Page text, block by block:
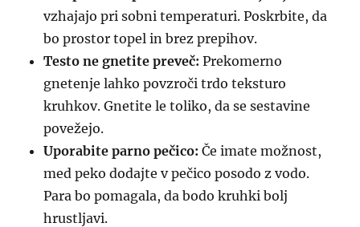
vzhajajo pri sobni temperaturi. Poskrbite, da
bo prostor topel in brez prepihov.
Testo ne gnetite preveč: Prekomerno
gnetenje lahko povzroči trdo teksturo
kruhkov. Gnetite le toliko, da se sestavine
povežejo.
Uporabite parno pečico: Če imate možnost,
med peko dodajte v pečico posodo z vodo.
Para bo pomagala, da bodo kruhki bolj
hrustljavi.